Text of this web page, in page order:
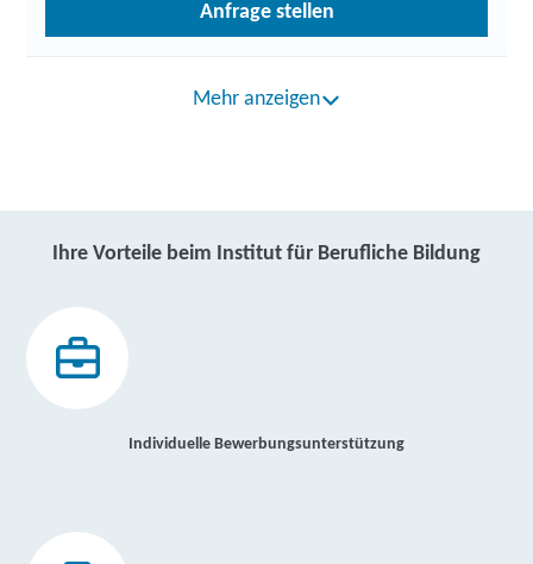
Anfrage stellen
Mehr anzeigen
Ihre Vorteile beim Institut für Berufliche Bildung
Individuelle Bewerbungsunterstützung